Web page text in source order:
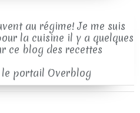
au régime! Je me suis
la cuisine il y a quelques
ce blog des recettes
le portail Overblog